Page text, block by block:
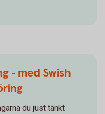
- med Swish
du just tänkt